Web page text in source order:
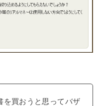
を買おうと思ってバザ